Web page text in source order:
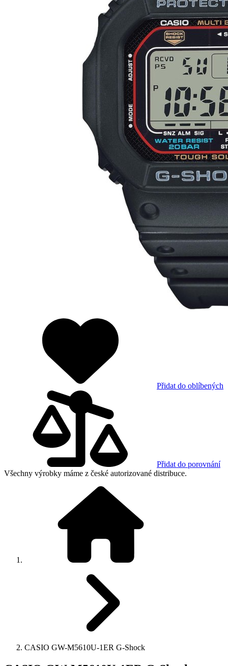
Přidat do oblíbených
Přidat do porovnání
Všechny výrobky máme z české autorizované distribuce.
CASIO GW-M5610U-1ER G-Shock